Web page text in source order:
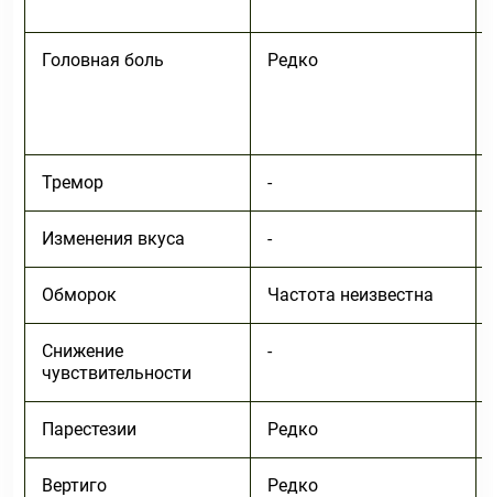
Головная боль Редко
Тремор -
Изменения вкуса -
Обморок Частота неизвестна
Снижение
чувствительности
-
Парестезии Редко
Вертиго Редко